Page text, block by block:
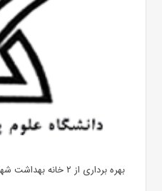
بهره ‌برداری از ۲ خانه بهداشت شهدای ارتش در چهارمحال و بختیاری